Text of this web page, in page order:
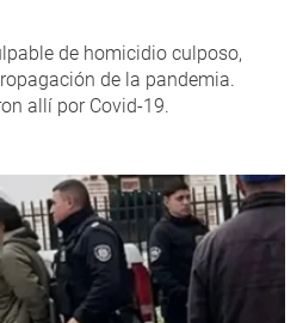
de homicidio culposo,
de la pandemia.
allí por Covid-19.